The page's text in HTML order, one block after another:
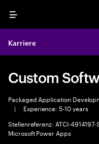
Menu
Karriere
Custom
Packaged Application
|
Experience: 5-10 years
Stellenreferenz: ATCI-4914197-
Microsoft Power Apps